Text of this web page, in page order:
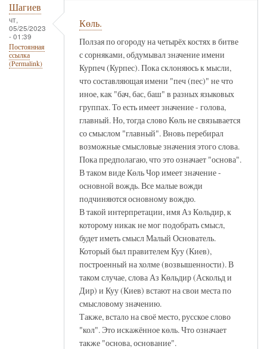
Шагиев
чт,
05/25/2023
- 01:39
Постоянная
ссылка
(Permalink)
Көль.
Ползая по огороду на четырёх костях в битве
с сорняками, обдумывал значение имени
Курпеч (Курпес). Пока склоняюсь к мысли,
что составляющая имени "печ (пес)" не что
иное, как "бач, бас, баш" в разных языковых
группах. То есть имеет значение - голова,
главный. Но, тогда слово Көль не связывается
со смыслом "главный". Вновь перебирал
возможные смысловые значения этого слова.
Пока предполагаю, что это означает "основа".
В таком виде Көль Чор имеет значение -
основной вождь. Все малые вожди
подчиняются основному вождю.
В такой интерпретации, имя Аз Көльдир, к
которому никак не мог подобрать смысл,
будет иметь смысл Малый Основатель.
Который был правителем Куу (Киев),
построенный на холме (возвышенности). В
таком случае, слова Аз Көльдир (Аскольд и
Дир) и Куу (Киев) встают на свои места по
смысловому значению.
Также, встало на своё место, русское слово
"кол". Это искажённое көль. Что означает
также "основа, основание".